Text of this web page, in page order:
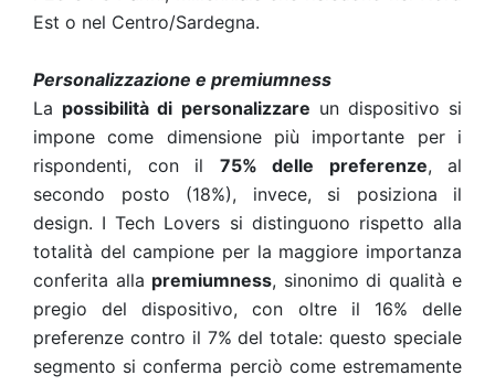
Est o nel Centro/Sardegna.
Personalizzazione e premiumness
La possibilità di personalizzare un dispositivo si
impone come dimensione più importante per i
rispondenti, con il
75% delle preferenze, al
secondo posto (18%), invece, si posiziona il
design. I Tech Lovers si distinguono rispetto alla
totalità del campione per la maggiore importanza
conferita alla premiumness, sinonimo di qualità e
pregio del dispositivo, con oltre il 16% delle
preferenze contro il 7% del totale: questo speciale
segmento si conferma perciò come estremamente